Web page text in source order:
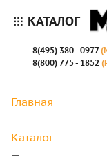
КАТАЛОГ
8(495) 380 - 0977
8(800) 775 - 1852
Главная
—
Каталог
—